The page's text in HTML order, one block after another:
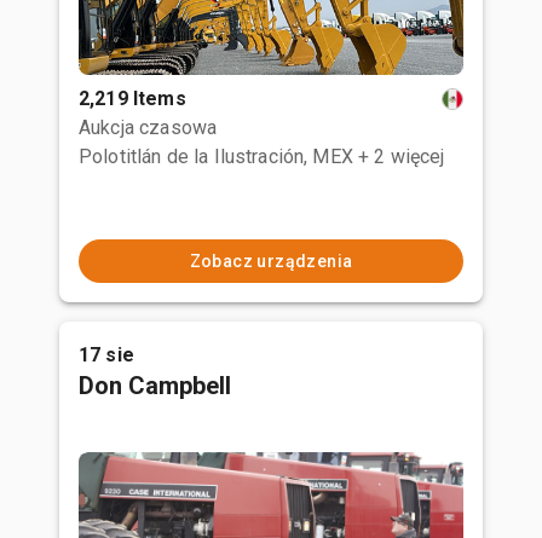
2,219 Items
Aukcja czasowa
Polotitlán de la Ilustración, MEX + 2 więcej
Zobacz urządzenia
17 sie
Don Campbell